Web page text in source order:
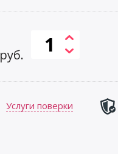
руб.
Услуги поверки